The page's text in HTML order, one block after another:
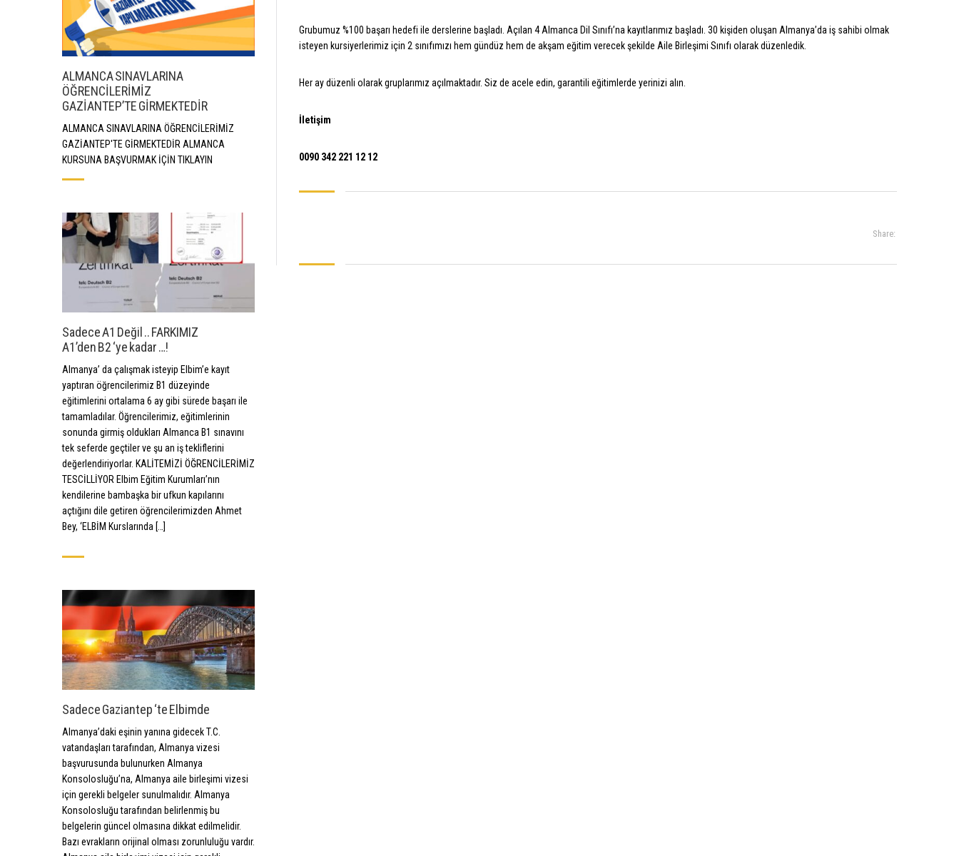
Grubumuz %100 başarı hedefi ile derslerine başladı. Açılan 4 Almanca Dil Sınıfı’na kayıtlarımız başladı. 30 kişiden oluşan Almanya’da iş sahibi olmak
isteyen kursiyerlerimiz için 2 sınıfımızı hem gündüz hem de akşam eğitim verecek şekilde Aile Birleşimi Sınıfı olarak düzenledik.
Her ay düzenli olarak gruplarımız açılmaktadır. Siz de acele edin, garantili eğitimlerde yerinizi alın.
İletişim
0090 342 221 12 12
Share:
ALMANCA SINAVLARINA
ÖĞRENCİLERİMİZ
GAZİANTEP’TE GİRMEKTEDİR
ALMANCA SINAVLARINA ÖĞRENCİLERİMİZ
GAZİANTEP'TE GİRMEKTEDİR ALMANCA
KURSUNA BAŞVURMAK İÇİN TIKLAYIN
Sadece A1 Değil .. FARKIMIZ
A1’den B2 ‘ye kadar …!
Almanya’ da çalışmak isteyip Elbim’e kayıt
yaptıran öğrencilerimiz B1 düzeyinde
eğitimlerini ortalama 6 ay gibi sürede başarı ile
tamamladılar. Öğrencilerimiz, eğitimlerinin
sonunda girmiş oldukları Almanca B1 sınavını
tek seferde geçtiler ve şu an iş tekliflerini
değerlendiriyorlar. KALİTEMİZİ ÖĞRENCİLERİMİZ
TESCİLLİYOR Elbim Eğitim Kurumları’nın
kendilerine bambaşka bir ufkun kapılarını
açtığını dile getiren öğrencilerimizden Ahmet
Bey, ‘ELBİM Kurslarında […]
Sadece Gaziantep ‘te Elbimde
Almanya’daki eşinin yanına gidecek T.C.
vatandaşları tarafından, Almanya vizesi
başvurusunda bulunurken Almanya
Konsolosluğu’na, Almanya aile birleşimi vizesi
için gerekli belgeler sunulmalıdır. Almanya
Konsolosluğu tarafından belirlenmiş bu
belgelerin güncel olmasına dikkat edilmelidir.
Bazı evrakların orijinal olması zorunluluğu vardır.